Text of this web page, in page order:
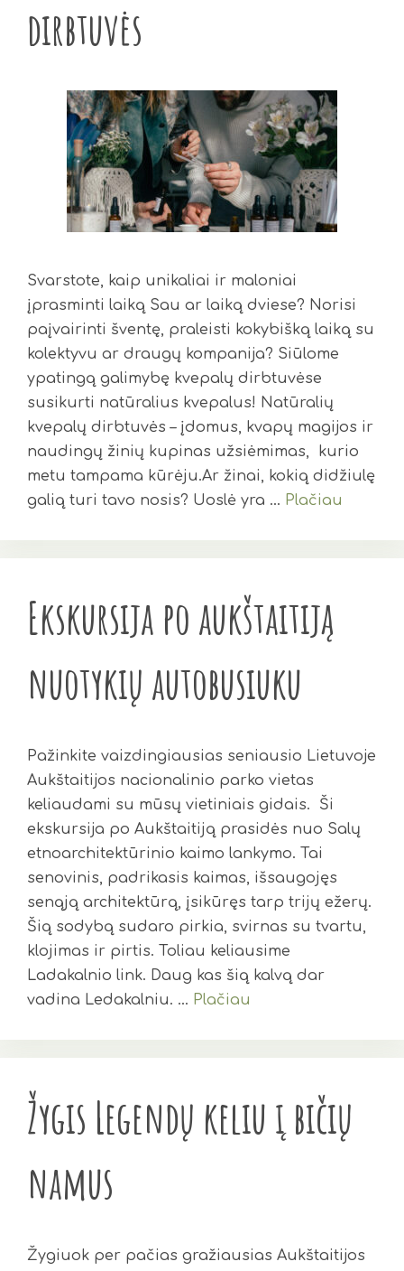
dirbtuvės
Svarstote, kaip unikaliai ir maloniai
įprasminti laiką Sau ar laiką dviese? Norisi
paįvairinti šventę, praleisti kokybišką laiką su
kolektyvu ar draugų kompanija? Siūlome
ypatingą galimybę kvepalų dirbtuvėse
susikurti natūralius kvepalus! Natūralių
kvepalų dirbtuvės – įdomus, kvapų magijos ir
naudingų žinių kupinas užsiėmimas, kurio
metu tampama kūrėju.Ar žinai, kokią didžiulę
galią turi tavo nosis? Uoslė yra … Plačiau
Ekskursija po aukštaitiją
nuotykių autobusiuku
Pažinkite vaizdingiausias seniausio Lietuvoje
Aukštaitijos nacionalinio parko vietas
keliaudami su mūsų vietiniais gidais. Ši
ekskursija po Aukštaitiją prasidės nuo Salų
etnoarchitektūrinio kaimo lankymo. Tai
senovinis, padrikasis kaimas, išsaugojęs
senąją architektūrą, įsikūręs tarp trijų ežerų.
Šią sodybą sudaro pirkia, svirnas su tvartu,
klojimas ir pirtis. Toliau keliausime
Ladakalnio link. Daug kas šią kalvą dar
vadina Ledakalniu. … Plačiau
Žygis Legendų keliu į bičių
namus
Žygiuok per pačias gražiausias Aukštaitijos